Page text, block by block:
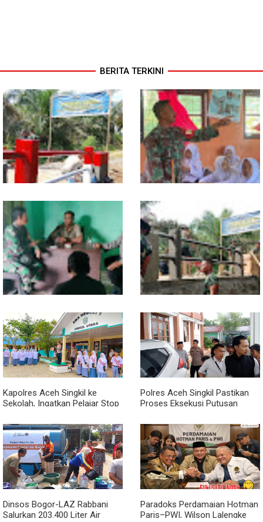
BERITA TERKINI
Sentuhan Akhir Jembatan
Garuda Dikebut, Kodim 0118
Optimistis Tepat Waktu
Babinsa Tanamkan Nilai
Pancasila dan Cinta Tanah Air
kepada Siswa SMP
Babinsa dan Bhabinkamtibmas
Kompak Gaungkan Gerakan
Kibarkan Merah Putih
Kodim 0118 Kebut Tahap Akhir
Jembatan Garuda, Pengecoran
Kepala Jembatan Terus
Berjalan
Kapolres Aceh Singkil ke
Sekolah, Ingatkan Pelajar Stop
Polres Aceh Singkil Pastikan
Proses Eksekusi Putusan
Dinsos Bogor-LAZ Rabbani
Salurkan 203.400 Liter Air
Paradoks Perdamaian Hotman
Paris–PWI, Wilson Lalengke